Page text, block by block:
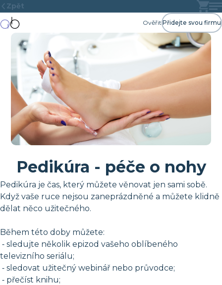
Zpět
Ověřit Přidejte svou firmu
Pedikúra - péče o nohy
Pedikúra je čas, který můžete věnovat jen sami sobě.
Když vaše ruce nejsou zaneprázdněné a můžete klidně
dělat něco užitečného.
Během této doby můžete:
⁃ sledujte několik epizod vašeho oblíbeného
televizního seriálu;
⁃ sledovat užitečný webinář nebo průvodce;
⁃ přečíst knihu;